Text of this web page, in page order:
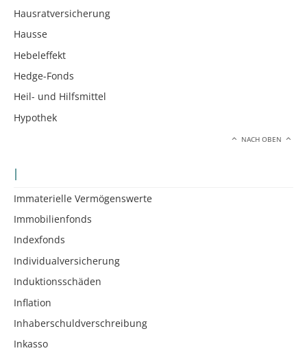
Hausratversicherung
Hausse
Hebeleffekt
Hedge-Fonds
Heil- und Hilfsmittel
Hypothek
NACH OBEN
I
Immaterielle Vermögenswerte
Immobilienfonds
Indexfonds
Individualversicherung
Induktionsschäden
Inflation
Inhaberschuldverschreibung
Inkasso